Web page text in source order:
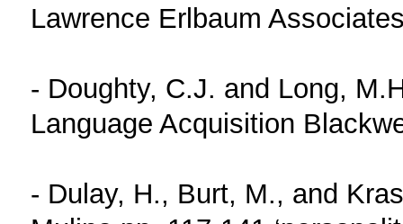
Lawrence Erlbaum
- Doughty, C.J. and Long,
Language Acquisition
- Dulay, H., Burt, M., and